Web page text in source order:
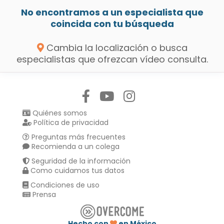
No encontramos a un especialista que
coincida con tu búsqueda
Cambia la localización o busca
especialistas que ofrezcan vídeo consulta.
Quiénes somos
Política de privacidad
Preguntas más frecuentes
Recomienda a un colega
Seguridad de la información
Como cuidamos tus datos
Condiciones de uso
Prensa